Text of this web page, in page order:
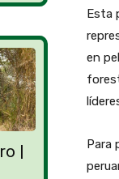
|
Esta
en
Para